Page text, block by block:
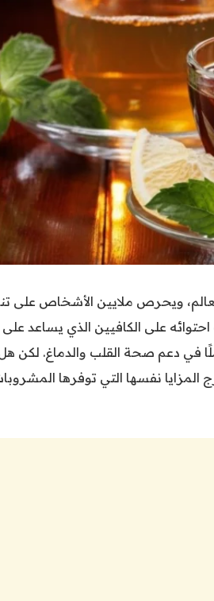
ويحرص ملايين الأشخاص على
على الكافيين الذي يساعد على
في دعم صحة القلب والدماغ. لكن
نفسها التي توفرها